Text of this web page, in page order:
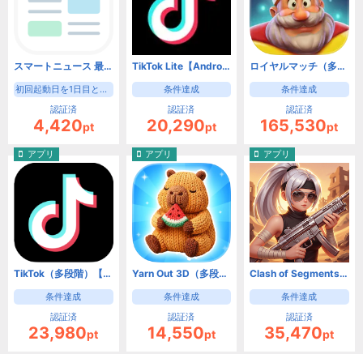
スマートニュース 最新ニュースや天気・天気予報、クーポンも（初回起動日を1日目として8日目の起動）【Android】
初回起動日を1日目として8日目の起動
認証済
4,420pt
TikTok Lite【Android】
条件達成
認証済
20,290pt
ロイヤルマッチ（多段階）【Android】
条件達成
認証済
165,530pt
アプリ
TikTok（多段階）【Android】
条件達成
認証済
23,980pt
アプリ
Yarn Out 3D（多段階）【Android】
条件達成
認証済
14,550pt
アプリ
Clash of Segments【Android】
条件達成
認証済
35,470pt